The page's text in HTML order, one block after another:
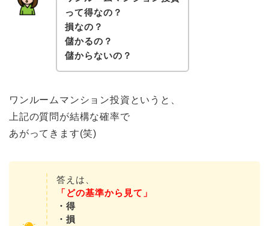
って得なの？
損なの？
儲かるの？
儲からないの？
ワンルームマンション投資というと、
上記の質問が結構な確率で
あがってきます(笑)
答えは、
「どの基準から見て」
・得
・損